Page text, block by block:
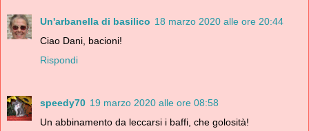
Un'arbanella di basilico 18 marzo 2020 alle ore 20:44
Ciao Dani, bacioni!
Rispondi
speedy70 19 marzo 2020 alle ore 08:58
Un abbinamento da leccarsi i baffi, che golosità!